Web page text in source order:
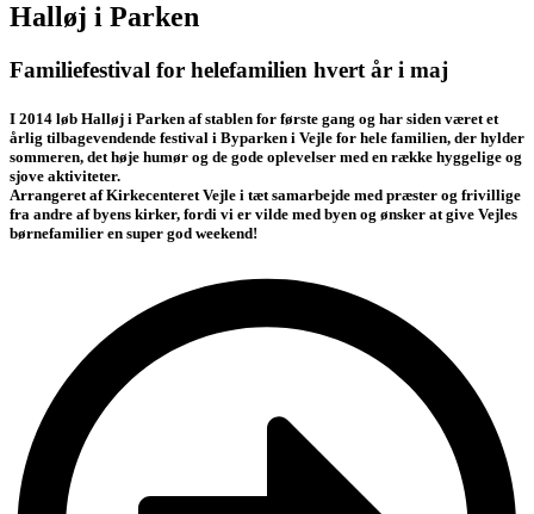
Halløj i Parken
Familiefestival for helefamilien hvert år i maj
I 2014 løb Halløj i Parken af stablen for første gang og har siden været et
årlig tilbagevendende festival i Byparken i Vejle for hele familien, der hylder
sommeren, det høje humør og de gode oplevelser med en række hyggelige og
sjove aktiviteter.
Arrangeret af Kirkecenteret Vejle i tæt samarbejde med præster og frivillige
fra andre af byens kirker, fordi vi er vilde med byen og ønsker at give Vejles
børnefamilier en super god weekend!